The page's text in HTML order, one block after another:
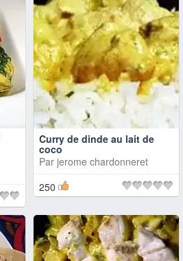
Curry de dinde au lait de
coco
Par jerome chardonneret
250